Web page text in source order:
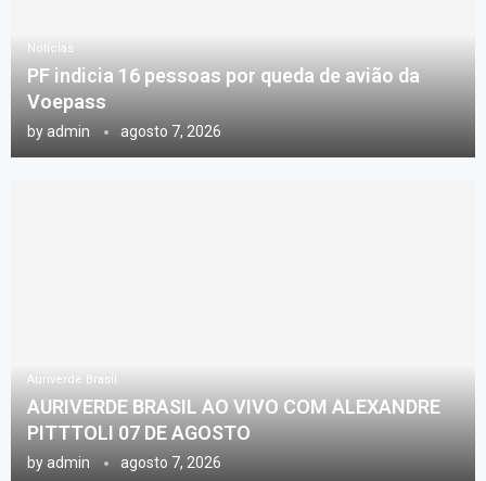
Notícias
PF indicia 16 pessoas por queda de avião da
Voepass
by admin agosto 7, 2026
Auriverde Brasil
AURIVERDE BRASIL AO VIVO COM ALEXANDRE
PITTTOLI 07 DE AGOSTO
by admin agosto 7, 2026